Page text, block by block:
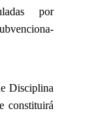
por
Disciplina
constituirá